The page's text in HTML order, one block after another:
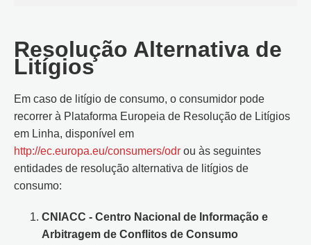
Resolução Alternativa de
Litígios
Em caso de litígio de consumo, o consumidor pode
recorrer à Plataforma Europeia de Resolução de Litígios
em Linha, disponível em
http://ec.europa.eu/consumers/odr ou às seguintes
entidades de resolução alternativa de litígios de
consumo:
CNIACC - Centro Nacional de Informação e
Arbitragem de Conflitos de Consumo